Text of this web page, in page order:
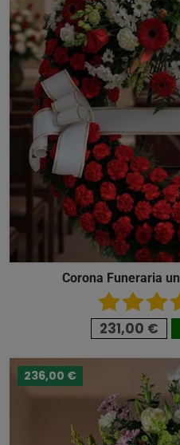
Corona Funeraria
231,00 €
236,00 €